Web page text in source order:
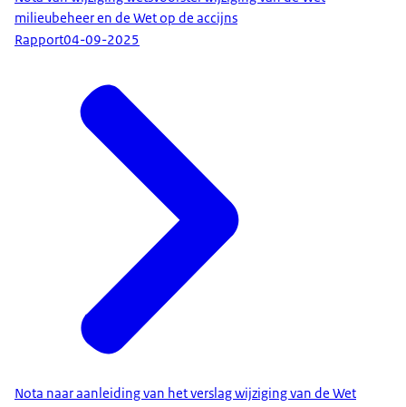
milieubeheer en de Wet op de accijns
Rapport04-09-2025
Nota naar aanleiding van het verslag wijziging van de Wet